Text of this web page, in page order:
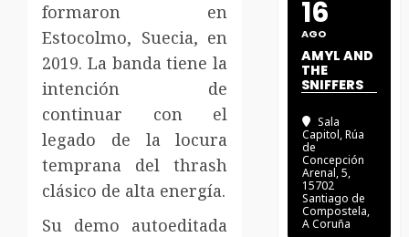
formaron en
Estocolmo, Suecia, en
2019. La banda tiene la
intención de
continuar con el
legado de la locura
temprana del thrash
clásico de alta energía.
Su demo autoeditada
16
AGO
AMYL AND
THE
SNIFFERS
Sala
Capitol, Rúa
de
Concepción
Arenal, 5,
15702
Santiago de
Compostela,
A Coruña